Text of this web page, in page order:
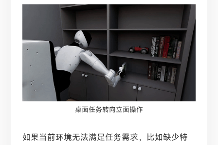
桌面任务转向立面操作
如果当前环境无法满足任务需求，比如缺少特